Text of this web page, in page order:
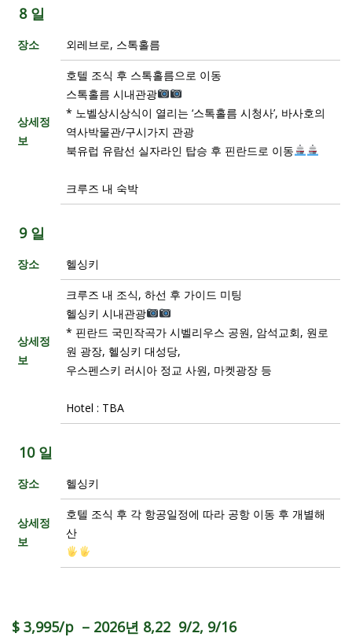
8 일
장소 외레브로, 스톡홀름
상세정
보
호텔 조식 후 스톡홀름으로 이동
스톡홀름 시내관광
* 노벨상시상식이 열리는 ‘스톡홀름 시청사’, 바사호의
역사박물관/구시가지 관광
북유럽 유람선 실자라인 탑승 후 핀란드로 이동
크루즈 내 숙박
9 일
장소 헬싱키
상세정
보
크루즈 내 조식, 하선 후 가이드 미팅
헬싱키 시내관광
* 핀란드 국민작곡가 시벨리우스 공원, 암석교회, 원로
원 광장, 헬싱키 대성당,
우스펜스키 러시아 정교 사원, 마켓광장 등
Hotel : TBA
10 일
장소 헬싱키
상세정
보
호텔 조식 후 각 항공일정에 따라 공항 이동 후 개별해
산
$ 3,995/p – 2026년 8,22 9/2, 9/16